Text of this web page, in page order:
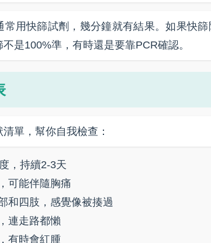
常用快篩試劑，幾分鐘就有結果。如果快
是100%準，有時還是要靠PCR確認。
單，幫你自我檢查：
，持續2-3天
可能伴隨胸痛
和四肢，感覺像被揍過
連走路都懶
有時會紅腫